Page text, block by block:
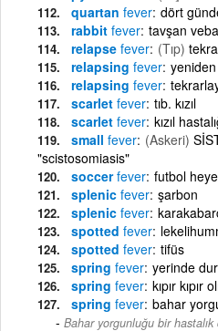
quartan fever dört
rabbit fever tavşan
relapse fever (Tıp)
relapsing fever
relapsing fever
scarlet fever tıb. kızıl
scarlet fever kızıl
small fever (Askeri)
"scistosomiasis"
soccerfever futbol
splenic fever şarbon
splenic fever
spotted fever
spotted fever tifüs
spring fever yerinde
spring fever kıpır kıpır
spring fever bahar
Bahar yorgunluğu bir hastalık